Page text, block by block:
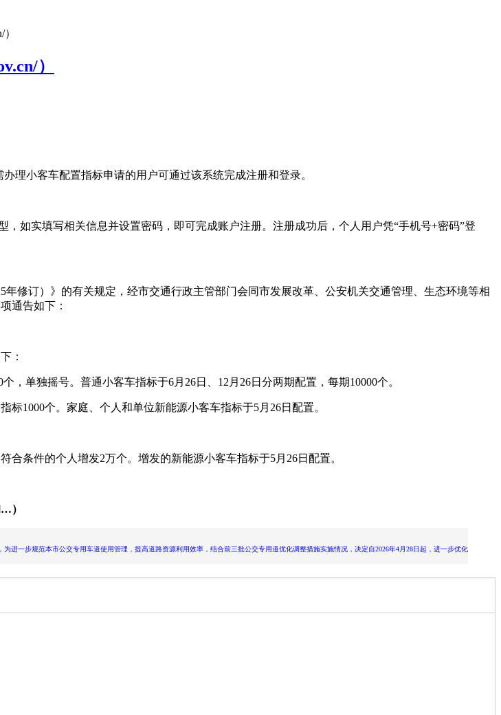
）
办理小客车配置指标申请的用户可通过该系统完成注册和登录。
如实填写相关信息并设置密码，即可完成账户注册。注册成功后，个人用户凭“手机号+密码”登
订）》的有关规定，经市交通行政主管部门会同市发展改革、公安机关交通管理、生态环境等相
通告如下：
：
单独摇号。普通小客车指标于6月26日、12月26日分两期配置，每期10000个。
1000个。家庭、个人和单位新能源小客车指标于5月26日配置。
条件的个人增发2万个。增发的新能源小客车指标于5月26日配置。
）
规范本市公交专用车道使用管理，提高道路资源利用效率，结合前三批公交专用道优化调整措施实施情况，决定自2026年4月28日起，进一步优化